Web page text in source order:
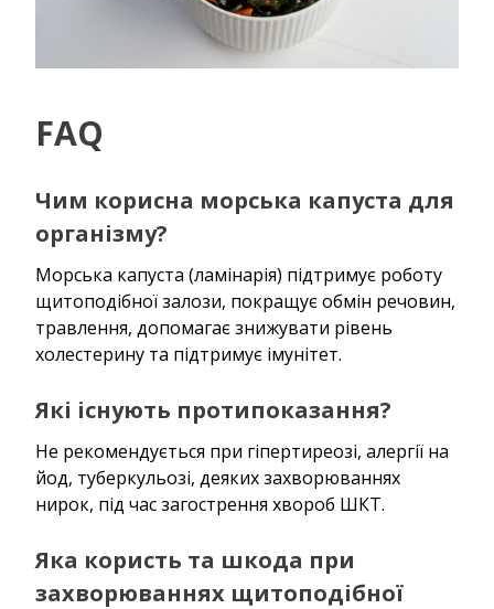
FAQ
Чим корисна морська капуста для
організму?
Морська капуста (ламінарія) підтримує роботу
щитоподібної залози, покращує обмін речовин,
травлення, допомагає знижувати рівень
холестерину та підтримує імунітет.
Які існують протипоказання?
Не рекомендується при гіпертиреозі, алергії на
йод, туберкульозі, деяких захворюваннях
нирок, під час загострення хвороб ШКТ.
Яка користь та шкода при
захворюваннях щитоподібної